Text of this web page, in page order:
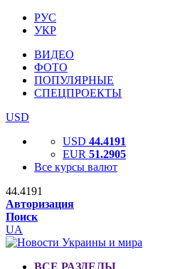
РУС
УКР
ВИДЕО
ФОТО
ПОПУЛЯРНЫЕ
СПЕЦПРОЕКТЫ
USD
USD 44.4191
EUR 51.2905
Все курсы валют
44.4191
Авторизация
Поиск
UA
ВСЕ РАЗДЕЛЫ